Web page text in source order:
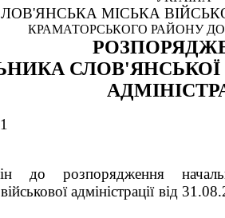
МІСЬКА
КРАМАТОРСЬКОГО РАЙОНУ
СЛОВ'ЯНСЬКОЇ
до розпорядження
адміністрації від